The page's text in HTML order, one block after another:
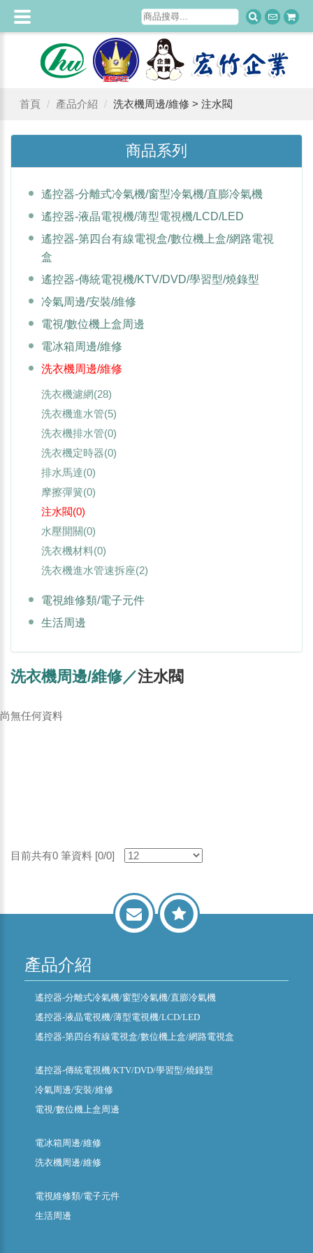
首頁 產品介紹 洗衣機周邊/維修 > 注水閥
商品系列
遙控器-分離式冷氣機/窗型冷氣機/直膨冷氣機
遙控器-液晶電視機/薄型電視機/LCD/LED
遙控器-第四台有線電視盒/數位機上盒/網路電視
盒
遙控器-傳統電視機/KTV/DVD/學習型/燒錄型
冷氣周邊/安裝/維修
電視/數位機上盒周邊
電冰箱周邊/維修
洗衣機周邊/維修
洗衣機濾網(28)
洗衣機進水管(5)
洗衣機排水管(0)
洗衣機定時器(0)
排水馬達(0)
摩擦彈簧(0)
注水閥(0)
水壓開關(0)
洗衣機材料(0)
洗衣機進水管速拆座(2)
電視維修類/電子元件
生活周邊
洗衣機周邊/維修／注水閥
尚無任何資料
目前共有0 筆資料 [0/0]
產品介紹
遙控器-分離式冷氣機/窗型冷氣機/直膨冷氣機
遙控器-液晶電視機/薄型電視機/LCD/LED
遙控器-第四台有線電視盒/數位機上盒/網路電視盒
遙控器-傳統電視機/KTV/DVD/學習型/燒錄型
冷氣周邊/安裝/維修
電視/數位機上盒周邊
電冰箱周邊/維修
洗衣機周邊/維修
電視維修類/電子元件
生活周邊